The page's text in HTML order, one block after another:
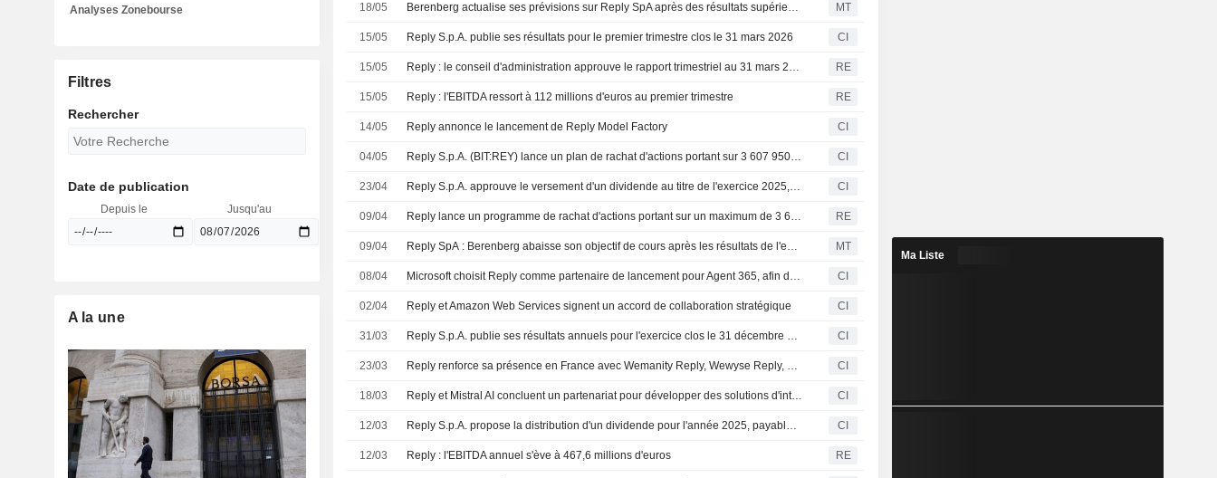
18/05 Berenberg actualise ses prévisions sur Reply SpA après des résultats supérieurs aux attentes au T1 ; recommandation d'achat réitérée MT
15/05 Reply S.p.A. publie ses résultats pour le premier trimestre clos le 31 mars 2026 CI
15/05 Reply : le conseil d'administration approuve le rapport trimestriel au 31 mars 2026 RE
15/05 Reply : l'EBITDA ressort à 112 millions d'euros au premier trimestre RE
14/05 Reply annonce le lancement de Reply Model Factory CI
04/05 Reply S.p.A. (BIT:REY) lance un plan de rachat d'actions portant sur 3 607 950 actions ordinaires, soit 9,65% de son capital social, pour un montant de 550 millions d'euros, conformément à l'autorisation du 23 avril 2025. CI
23/04 Reply S.p.A. approuve le versement d'un dividende au titre de l'exercice 2025, payable le 20 mai 2026 CI
09/04 Reply lance un programme de rachat d'actions portant sur un maximum de 3 607 950 titres RE
09/04 Reply SpA : Berenberg abaisse son objectif de cours après les résultats de l'exercice 2025 MT
08/04 Microsoft choisit Reply comme partenaire de lancement pour Agent 365, afin de soutenir la gouvernance et le déploiement des agents d'IA CI
02/04 Reply et Amazon Web Services signent un accord de collaboration stratégique CI
31/03 Reply S.p.A. publie ses résultats annuels pour l'exercice clos le 31 décembre 2025 CI
23/03 Reply renforce sa présence en France avec Wemanity Reply, Wewyse Reply, Wizards Reply et Glue Reply CI
18/03 Reply et Mistral AI concluent un partenariat pour développer des solutions d'intelligence artificielle souveraines et de classe entreprise CI
12/03 Reply S.p.A. propose la distribution d'un dividende pour l'année 2025, payable le 20 mai 2026 CI
12/03 Reply : l'EBITDA annuel s'ève à 467,6 millions d'euros RE
Analyses Zonebourse
Filtres
Rechercher
Date de publication
Depuis le Jusqu'au
A la une
Ma Liste